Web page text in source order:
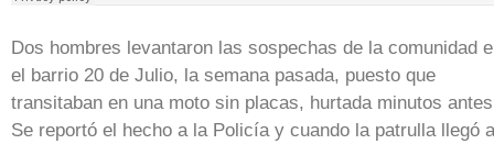
Dos hombres levantaron las sospechas de la comunidad
el barrio 20 de Julio, la semana pasada, puesto que
transitaban en una moto sin placas, hurtada minutos
Se reportó el hecho a la Policía y cuando la patrulla llegó